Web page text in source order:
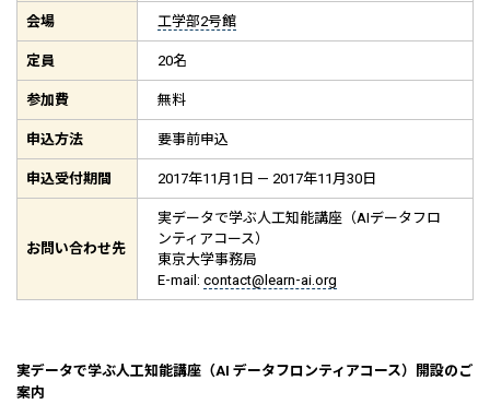
会場 工学部2号館
定員 20名
参加費 無料
申込方法 要事前申込
申込受付期間 2017年11月1日 — 2017年11月30日
お問い合わせ先
実データで学ぶ人工知能講座（AIデータフロ
ンティアコース）
東京大学事務局
E-mail: contact@learn-ai.org
実データで学ぶ人工知能講座（AI データフロンティアコース）開設のご
案内